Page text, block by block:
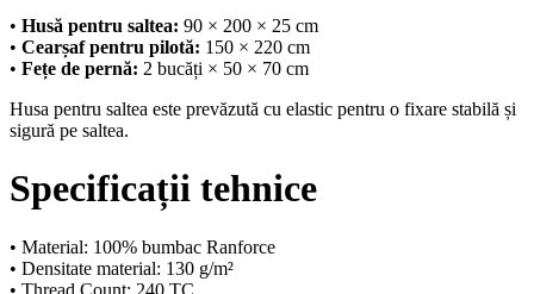
• Husă pentru saltea: 90 × 200 × 25 cm
• Cearșaf pentru pilotă: 150 × 220 cm
• Fețe de pernă: 2 bucăți × 50 × 70 cm
Husa pentru saltea este prevăzută cu elastic pentru o fixare stabilă și
sigură pe saltea.
Specificații tehnice
• Material: 100% bumbac Ranforce
• Densitate material: 130 g/m²
• Thread Count: 240 TC